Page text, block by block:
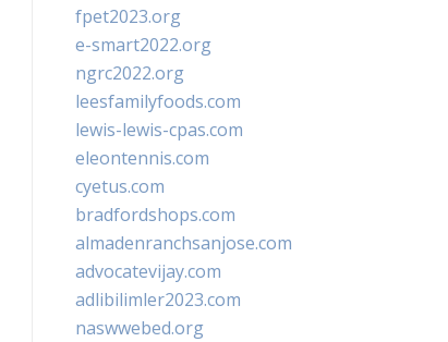
fpet2023.org
e-smart2022.org
ngrc2022.org
leesfamilyfoods.com
lewis-lewis-cpas.com
eleontennis.com
cyetus.com
bradfordshops.com
almadenranchsanjose.com
advocatevijay.com
adlibilimler2023.com
naswwebed.org